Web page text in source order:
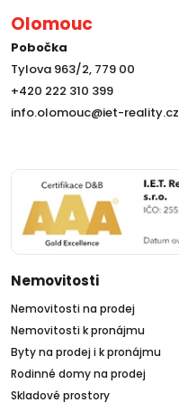
Olomouc
Pobočka
Tylova 963/2, 779 00
+420 222 310 399
info.olomouc@iet-reality.cz
Nemovitosti
Nemovitosti na prodej
Nemovitosti k pronájmu
Byty na prodej i k pronájmu
Rodinné domy na prodej
Skladové prostory